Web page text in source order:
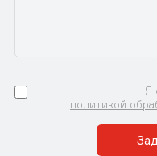
Я
политикой